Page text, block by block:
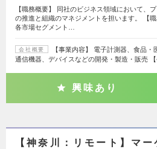
【職務概要】 同社のビジネス領域において、
の推進と組織のマネジメントを担います。 【職
各市場セグメント…
会社概要
【事業内容】 電子計測器、食品
通信機器、デバイスなどの開発・製造・販売
興味あり
【神奈川：リモート】マ